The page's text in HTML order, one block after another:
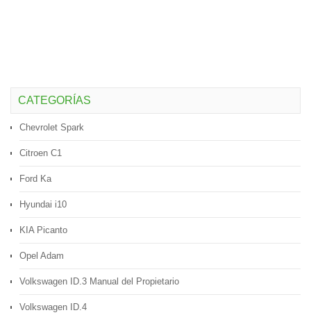
CATEGORÍAS
Chevrolet Spark
Citroen C1
Ford Ka
Hyundai i10
KIA Picanto
Opel Adam
Volkswagen ID.3 Manual del Propietario
Volkswagen ID.4